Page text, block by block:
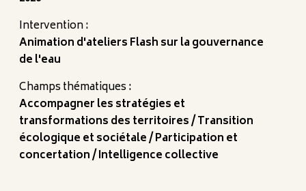
Intervention :
Animation d'ateliers Flash sur la gouvernance
de l'eau
Champs thématiques :
Accompagner les stratégies et
transformations des territoires Transition
écologique et sociétale Participation et
concertation Intelligence collective